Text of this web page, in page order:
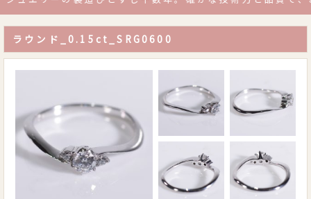
ラウンド_0.15ct_SRG0600